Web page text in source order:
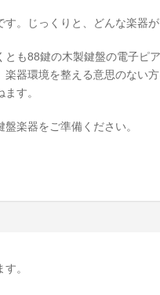
。じっくりと、どんな楽器が
も88鍵の木製鍵盤の電子ピ
器環境を整える意思のない
す。
楽器をご準備ください。
。